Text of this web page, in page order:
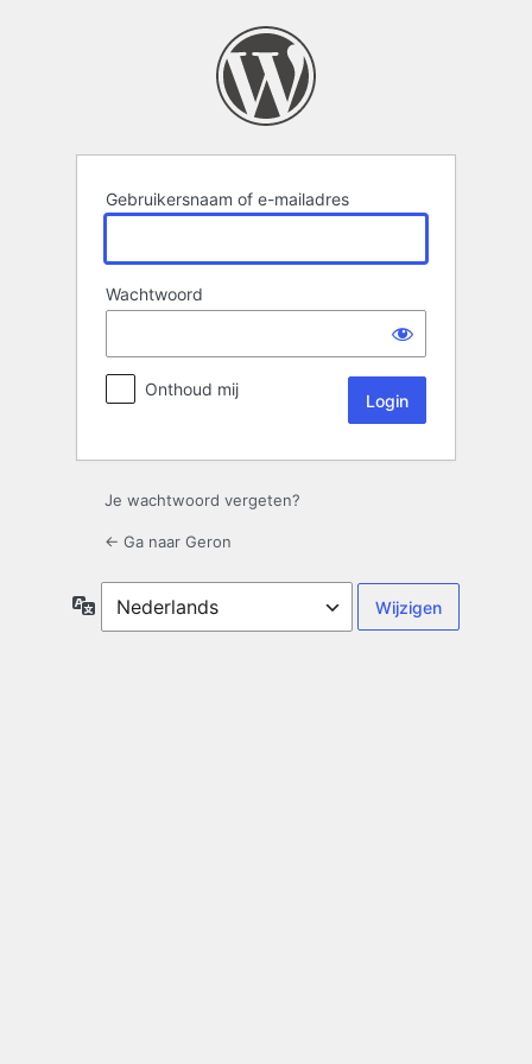
Gebruikersnaam of e-mailadres
Wachtwoord
Onthoud mij
Je wachtwoord vergeten?
← Ga naar Geron
Taal